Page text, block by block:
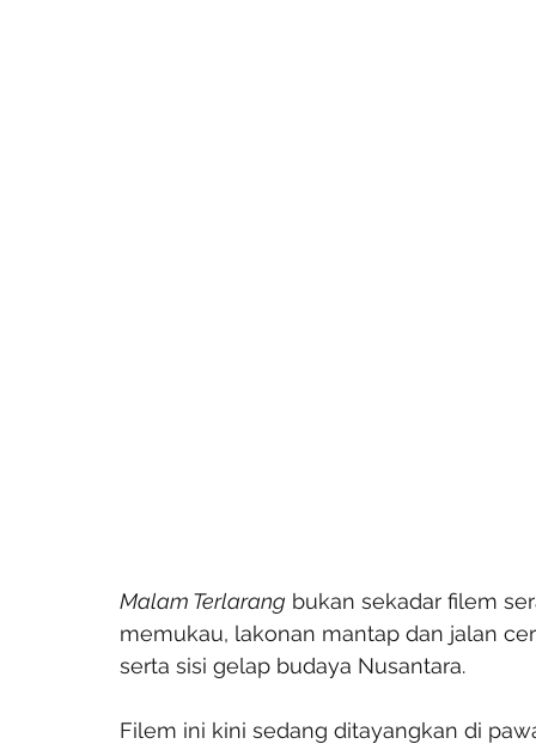
Malam Terlarang bukan sekadar filem
memukau, lakonan mantap dan jalan
serta sisi gelap budaya Nusantara.
Filem ini kini sedang ditayangkan di